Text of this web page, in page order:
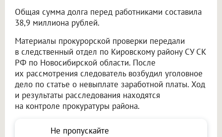
Общая сумма долга перед работниками составила
38,9 миллиона рублей.
Материалы прокурорской проверки передали
в следственный отдел по Кировскому району СУ СК
РФ по Новосибирской области. После
их рассмотрения следователь возбудил уголовное
дело по статье о невыплате заработной платы. Ход
и результаты расследования находятся
на контроле прокуратуры района.
Не пропускайте